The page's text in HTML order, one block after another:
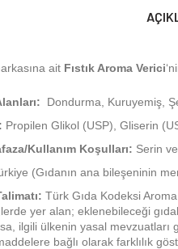
ait Fıstık Aroma Verici
Dondurma, Kuruyemiş,
Propilen Glikol (USP), Gliserin
Kullanım Koşulları: Serin
(Gıdanın ana bileşeninin
Türk Gıda Kodeksi
yer alan; eklenebileceği
ilgili ülkenin yasal mevzuatları
bağlı olarak farklılık